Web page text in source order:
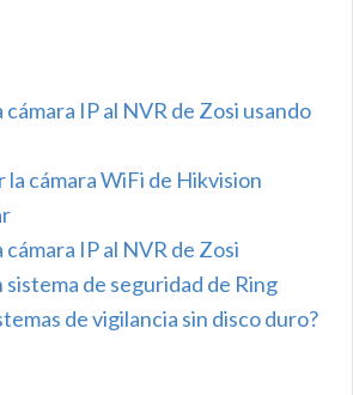
cámara IP al NVR de Zosi usando
cámara WiFi de Hikvision
IP al NVR de Zosi
sistema de seguridad de Ring
de vigilancia sin disco duro?